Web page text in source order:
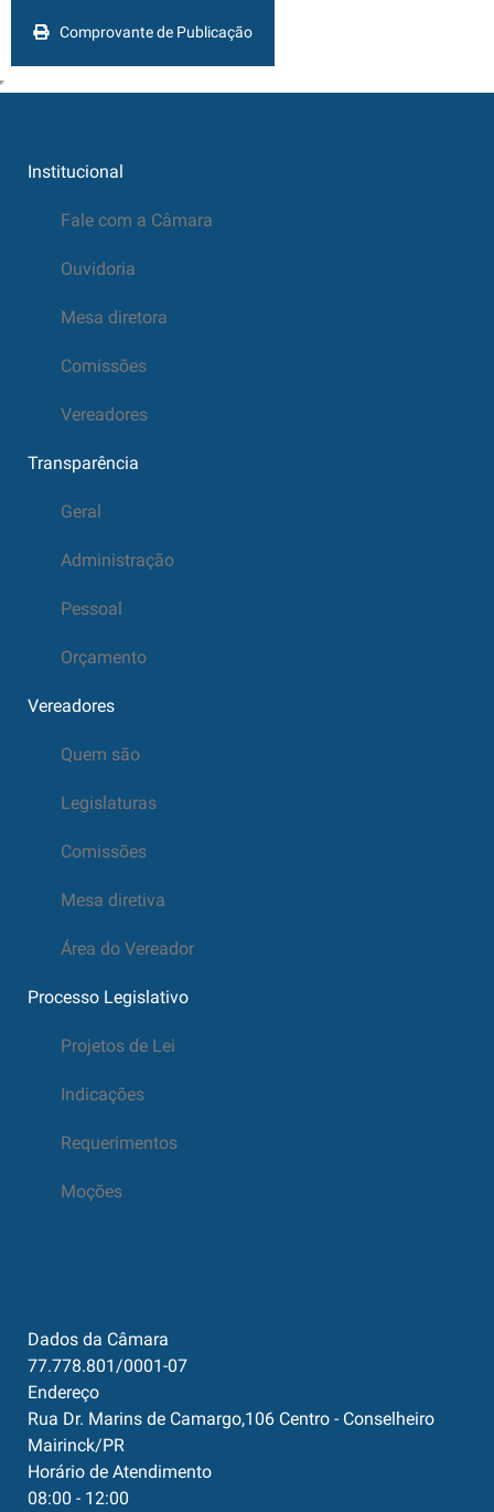
Comprovante de Publicação
Institucional
Fale com a Câmara
Ouvidoria
Mesa diretora
Comissões
Vereadores
Transparência
Geral
Administração
Pessoal
Orçamento
Vereadores
Quem são
Legislaturas
Comissões
Mesa diretiva
Área do Vereador
Processo Legislativo
Projetos de Lei
Indicações
Requerimentos
Moções
Dados da Câmara
77.778.801/0001-07
Endereço
Rua Dr. Marins de Camargo,106 Centro - Conselheiro
Mairinck/PR
Horário de Atendimento
08:00 - 12:00